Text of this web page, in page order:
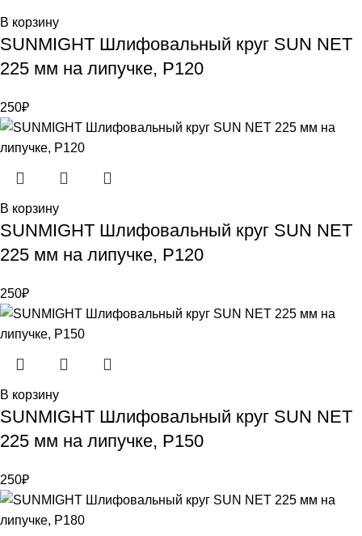
В корзину
SUNMIGHT Шлифовальный круг SUN NET
225 мм на липучке, P120
250₽
В корзину
SUNMIGHT Шлифовальный круг SUN NET
225 мм на липучке, P120
250₽
В корзину
SUNMIGHT Шлифовальный круг SUN NET
225 мм на липучке, P150
250₽